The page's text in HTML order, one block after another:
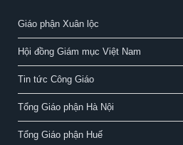
Giáo phận Xuân lộc
Hội đồng Giám mục Việt Nam
Tin tức Công Giáo
Tổng Giáo phận Hà Nội
Tổng Giáo phận Huế